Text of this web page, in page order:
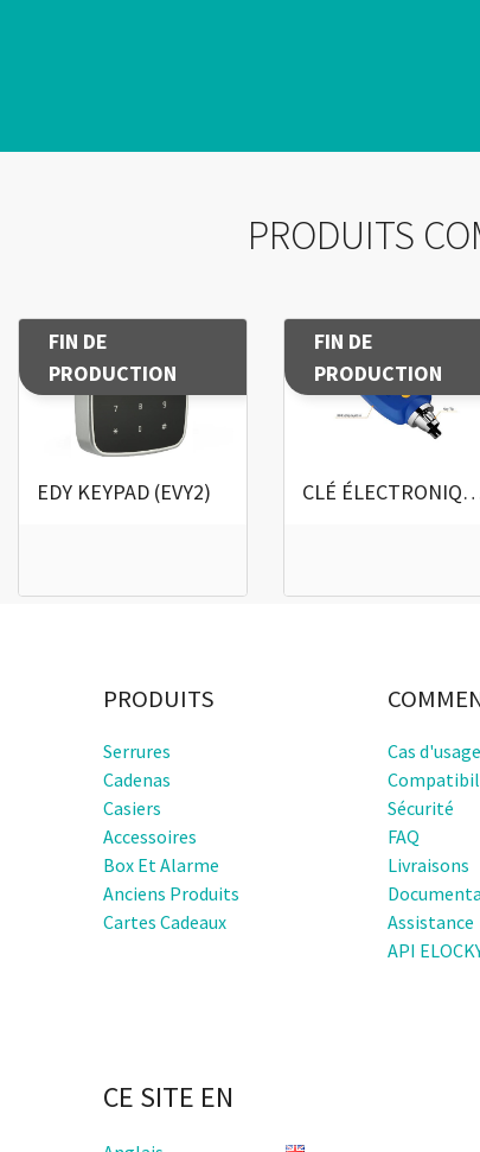
PRODUITS
FIN DE
PRODUCTION
EDY KEYPAD (EVY2)
FIN DE
PRODUCTION
CLÉ ÉLECTRONIQUE DE
PRODUITS
Serrures
Cadenas
Casiers
Accessoires
Box Et Alarme
Anciens Produits
Cartes Cadeaux
Cas
Sécurité
FAQ
Livraisons
Assistance
API
CE SITE EN